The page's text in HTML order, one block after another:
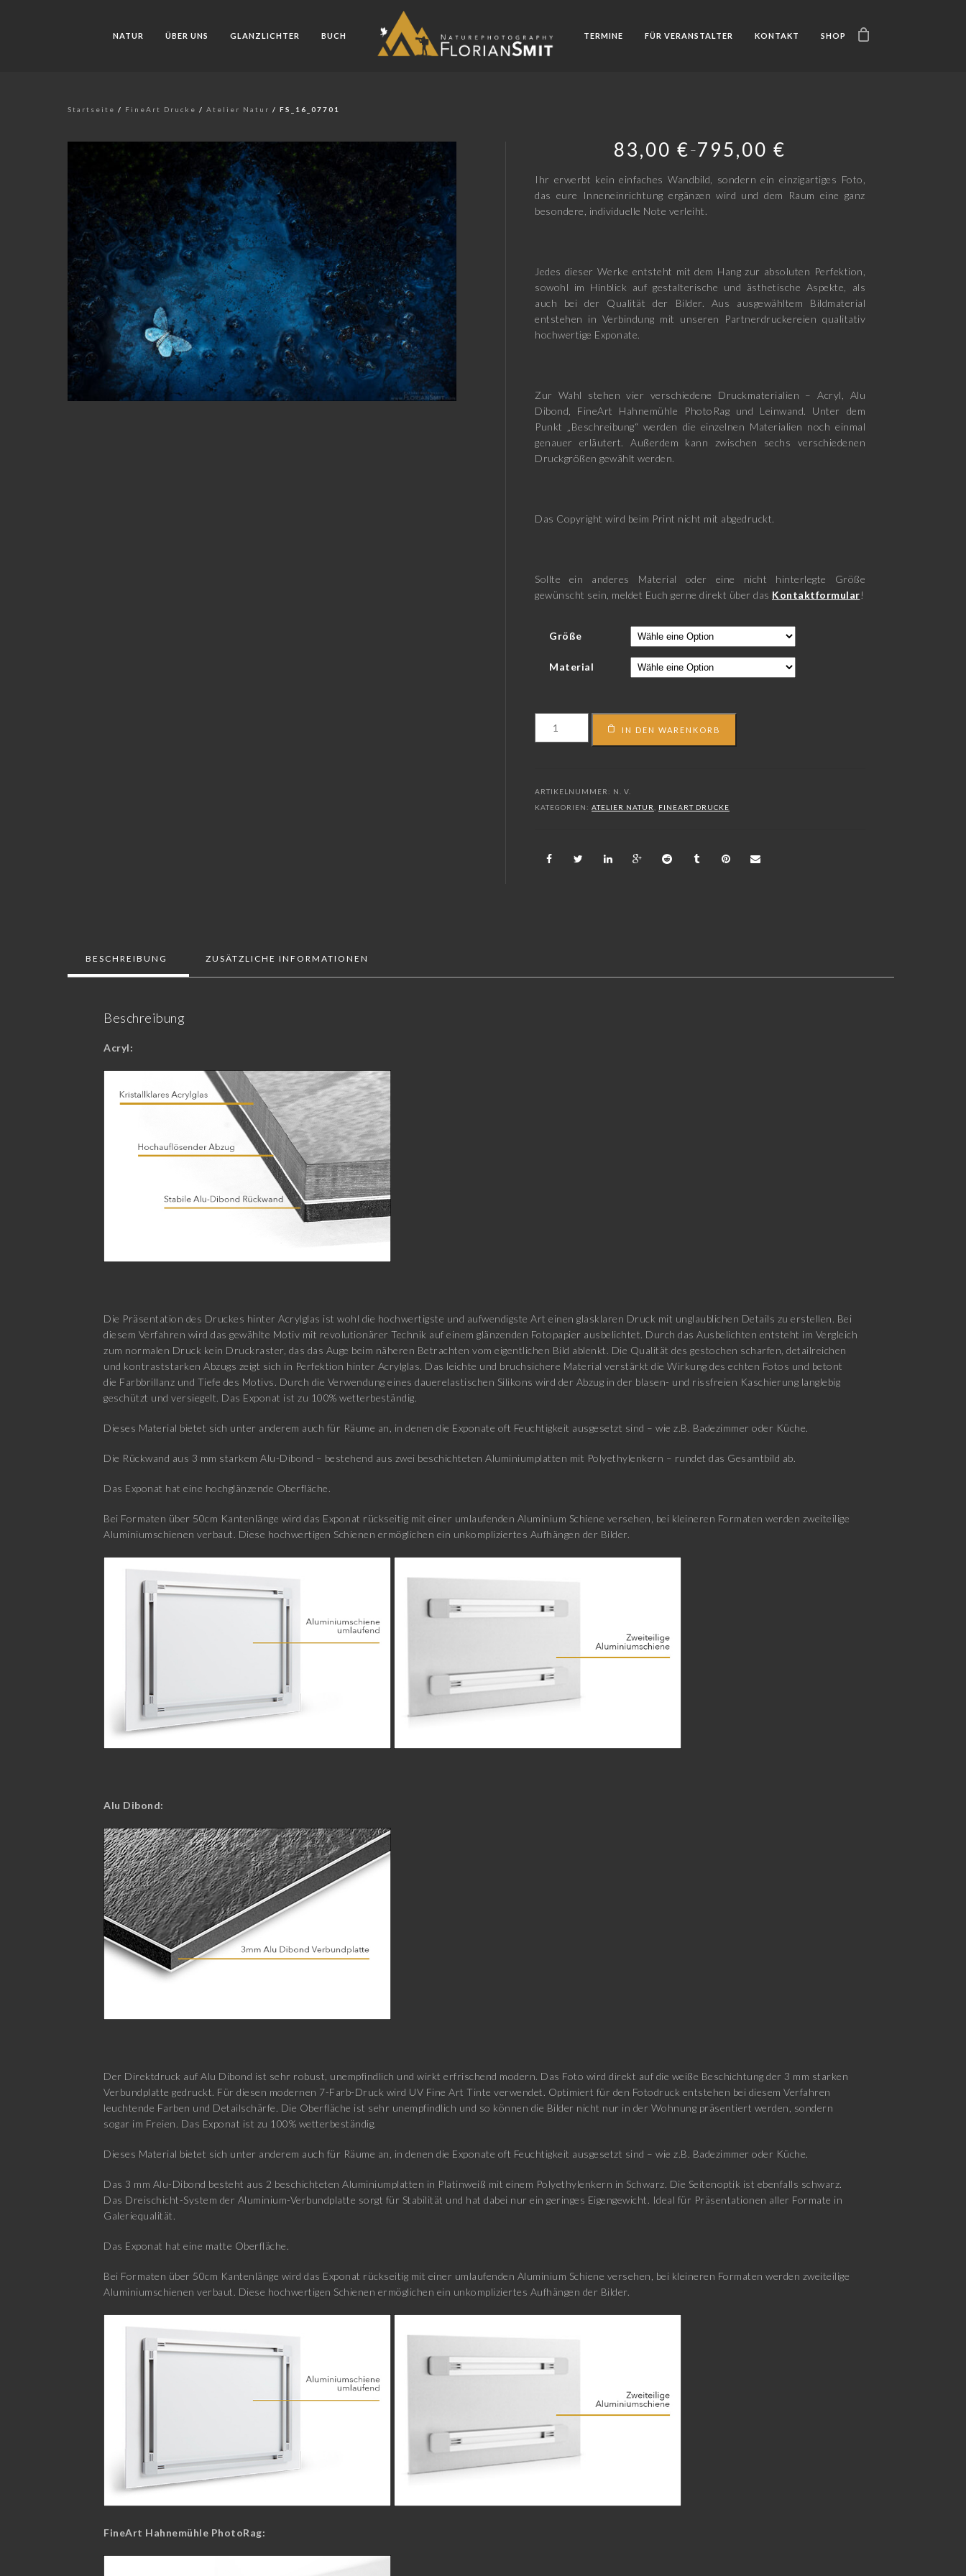
NATUR ÜBER UNS GLANZLICHTER BUCH TERMINE FÜR VERANSTALTER KONTAKT SHOP
Startseite / FineArt Drucke / Atelier Natur / FS_16_07701
83,00€ –795,00 €
Ihr erwerbt kein einfaches Wandbild, sondern ein einzigartiges Foto,
das eure Inneneinrichtung ergänzen wird und dem Raum eine ganz
besondere, individuelle Note verleiht.
Jedes dieser Werke entsteht mit dem Hang zur absoluten Perfektion,
sowohl im Hinblick auf gestalterische und ästhetische Aspekte, als
auch bei der Qualität der Bilder. Aus ausgewähltem Bildmaterial
entstehen in Verbindung mit unseren Partnerdruckereien qualitativ
hochwertige Exponate.
Zur Wahl stehen vier verschiedene Druckmaterialien – Acryl, Alu
Dibond, FineArt Hahnemühle PhotoRag und Leinwand. Unter dem
Punkt „Beschreibung“ werden die einzelnen Materialien noch einmal
genauer erläutert. Außerdem kann zwischen sechs verschiedenen
Druckgrößen gewählt werden.
Das Copyright wird beim Print nicht mit abgedruckt.
Sollte ein anderes Material oder eine nicht hinterlegte Größe
gewünscht sein, meldet Euch gerne direkt über das Kontaktformular!
Größe
Material
Menge
IN DEN WARENKORB
ARTIKELNUMMER: N. V.
KATEGORIEN: ATELIER NATUR FINEART DRUCKE
BESCHREIBUNG ZUSÄTZLICHE INFORMATIONEN
Beschreibung
Acryl:
Die Präsentation des Druckes hinter Acrylglas ist wohl die hochwertigste und aufwendigste Art einen glasklaren Druck mit unglaublichen Details zu erstellen. Bei
diesem Verfahren wird das gewählte Motiv mit revolutionärer Technik auf einem glänzenden Fotopapier ausbelichtet. Durch das Ausbelichten entsteht im Vergleich
zum normalen Druck kein Druckraster, das das Auge beim näheren Betrachten vom eigentlichen Bild ablenkt. Die Qualität des gestochen scharfen, detailreichen
und kontraststarken Abzugs zeigt sich in Perfektion hinter Acrylglas. Das leichte und bruchsichere Material verstärkt die Wirkung des echten Fotos und betont
die Farbbrillanz und Tiefe des Motivs. Durch die Verwendung eines dauerelastischen Silikons wird der Abzug in der blasen- und rissfreien Kaschierung langlebig
geschützt und versiegelt. Das Exponat ist zu 100% wetterbeständig.
Dieses Material bietet sich unter anderem auch für Räume an, in denen die Exponate oft Feuchtigkeit ausgesetzt sind – wie z.B. Badezimmer oder Küche.
Die Rückwand aus 3 mm starkem Alu-Dibond – bestehend aus zwei beschichteten Aluminiumplatten mit Polyethylenkern – rundet das Gesamtbild ab.
Das Exponat hat eine hochglänzende Oberfläche.
Bei Formaten über 50cm Kantenlänge wird das Exponat rückseitig mit einer umlaufenden Aluminium Schiene versehen, bei kleineren Formaten werden zweiteilige
Aluminiumschienen verbaut. Diese hochwertigen Schienen ermöglichen ein unkompliziertes Aufhängen der Bilder.
Alu Dibond:
Der Direktdruck auf Alu Dibond ist sehr robust, unempfindlich und wirkt erfrischend modern. Das Foto wird direkt auf die weiße Beschichtung der 3 mm starken
Verbundplatte gedruckt. Für diesen modernen 7-Farb-Druck wird UV Fine Art Tinte verwendet. Optimiert für den Fotodruck entstehen bei diesem Verfahren
leuchtende Farben und Detailschärfe. Die Oberfläche ist sehr unempfindlich und so können die Bilder nicht nur in der Wohnung präsentiert werden, sondern
sogar im Freien. Das Exponat ist zu 100% wetterbeständig.
Dieses Material bietet sich unter anderem auch für Räume an, in denen die Exponate oft Feuchtigkeit ausgesetzt sind – wie z.B. Badezimmer oder Küche.
Das 3 mm Alu-Dibond besteht aus 2 beschichteten Aluminiumplatten in Platinweiß mit einem Polyethylenkern in Schwarz. Die Seitenoptik ist ebenfalls schwarz.
Das Dreischicht-System der Aluminium-Verbundplatte sorgt für Stabilität und hat dabei nur ein geringes Eigengewicht. Ideal für Präsentationen aller Formate in
Galeriequalität.
Das Exponat hat eine matte Oberfläche.
Bei Formaten über 50cm Kantenlänge wird das Exponat rückseitig mit einer umlaufenden Aluminium Schiene versehen, bei kleineren Formaten werden zweiteilige
Aluminiumschienen verbaut. Diese hochwertigen Schienen ermöglichen ein unkompliziertes Aufhängen der Bilder.
FineArt Hahnemühle PhotoRag: